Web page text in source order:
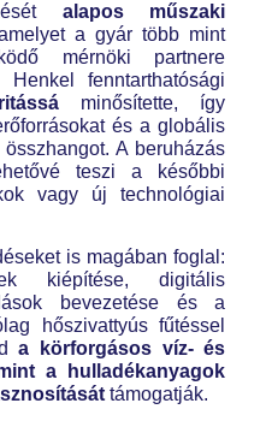
alapos műszaki
a gyár több mint
mérnöki partnere
fenntarthatósági
minősítette, így
és a globális
A beruházás
teszi a későbbi
vagy új technológiai
is magában foglal:
kiépítése, digitális
bevezetése és a
hőszivattyús fűtéssel
a körforgásos víz- és
a hulladékanyagok
támogatják.